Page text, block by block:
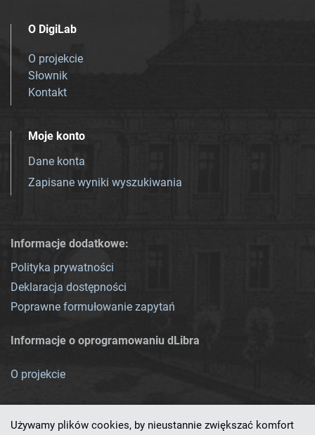
O DigiLab
O projekcie
Słownik
Kontakt
Moje konto
Dane konta
Zapisane wyniki wyszukiwania
Informacje dodatkowe:
Polityka prywatności
Deklaracja dostępności
Poprawne formułowanie zapytań
Informacje o oprogramowaniu dLibra
O projekcie
Używamy plików cookies, by nieustannie zwiększać komfort